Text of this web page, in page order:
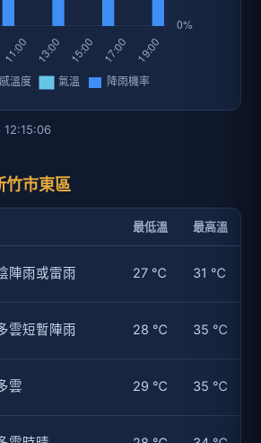
竹市東區
最低溫 最高溫
陣雨或雷雨 27 ℃ 31 ℃
雲短暫陣雨 28 ℃ 35 ℃
雲 29 ℃ 35 ℃